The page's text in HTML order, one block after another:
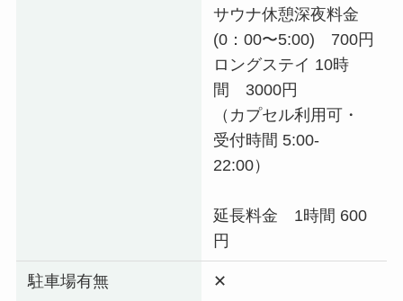
サウナ休憩深夜料金
(0：00〜5:00) 700円
ロングステイ 10時
間 3000円
（カプセル利用可・
受付時間 5:00-
22:00）
延長料金 1時間 600
円
駐車場有無 ✕